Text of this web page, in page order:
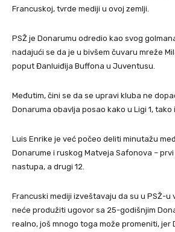
Francuskoj, tvrde mediji u ovoj zemlji.
PSŽ je Donarumu odredio kao svog
nadajući se da je u bivšem čuvaru mreže
poput Đanluiđija Buffona u Juventusu.
Međutim, čini se da se upravi kluba ne
Donaruma obavlja posao kako u Ligi 1, tako
Luis Enrike je već počeo deliti minutažu
Donarume i ruskog Matveja Safonova –
nastupa, a drugi 12.
Francuski mediji izveštavaju da su u PSŽ-u
neće produžiti ugovor sa 25-godišnjim
realno, još mnogo toga može promeniti, jer